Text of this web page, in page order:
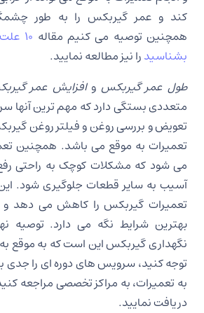
کند و عمر گیربکس را به طور
همچنین توصیه می کنیم مقاله
10
بشناسیدرا نیز مطالعه نمایید.
طول عمر گیربکس وافزایش عمر
متعددی بستگی دارد که مهم ترین آنها
تعویض و بررسی روغن و فیلتر روغن
تعمیرات به موقع می باشد. همچنین
می شود که مشکلات کوچک به راحتی
آسیب به سایر قطعات جلوگیری شود.
تعمیرات گیربکس را کاهش می دهد و
بهترین شرایط نگه می دارد. توصیه
نگهداری گیربکس این است که به موقع
توجه کنید، سرویس های دوره ای را جدی
به تعمیرات، به مراکز تخصصی مراجعه
دریافت نمایید.